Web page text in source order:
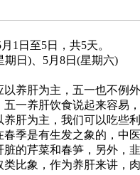
1日至5日，共5天。
日)、5月8日(星期六)
养肝为主，五一也不例
一养肝饮食说起来容易
肝为主，我们可以吃些
季是有生发之象的，中
的芹菜和春笋，另外，
比象，作为养肝来讲，